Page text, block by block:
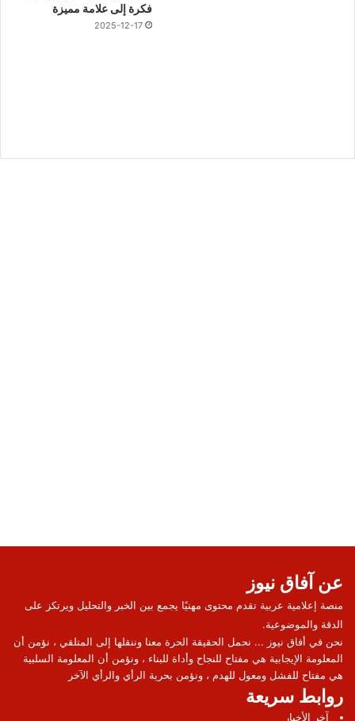
فكرة إلى علامة مميزة
2025-12-17
عن آفاق نيوز
منصة إعلامية عربية تقدم محتوى مهنيًا يجمع بين الخبر والتحليل ويرتكز على
الدقة والموضوعية.
نحن في أفاق نيوز ... نحمل الحقيقة الحرة معنا وننقلها إلى المتلقي ، نؤمن أن
المعلومة الإيجابية هي مفتاح للنجاح وأداة للبناء ، ونؤمن أن المعلومة السلبية
هي مفتاح للفشل ومعول للهدم ، ونؤمن بحرية الرأي والرأي الآخر
روابط سريعة
آخر الأخبار